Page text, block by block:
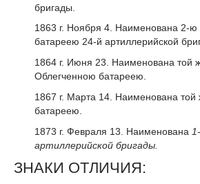
бригады.
1863 г. Ноября 4. Наименована 2-
батареею 24-й артиллерийской
1864 г. Июня 23. Наименована той
Облегченною батареею.
1867 г. Марта 14. Наименована
батареею.
1873 г. Февраля 13. Наименована
артиллерийской бригады.
ЗНАКИ ОТЛИЧИЯ: